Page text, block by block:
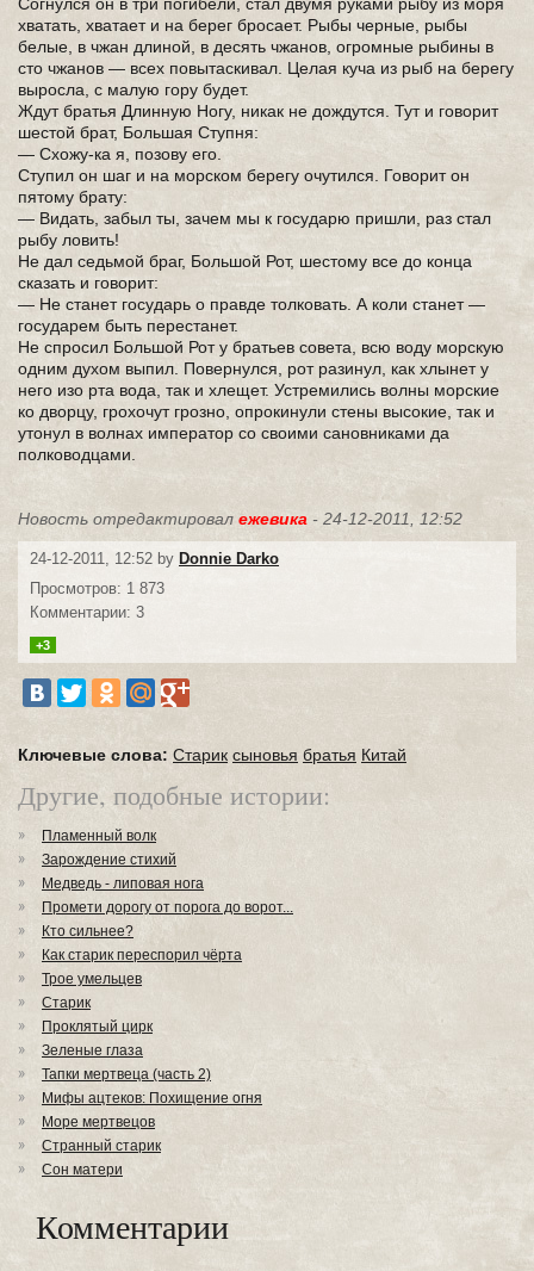
хватать, хватает и на берег бросает. Рыбы черные, рыбы
белые, в чжан длиной, в десять чжанов, огромные рыбины в
сто чжанов — всех повытаскивал. Целая куча из рыб на берегу
выросла, с малую гору будет.
Ждут братья Длинную Ногу, никак не дождутся. Тут и говорит
шестой брат, Большая Ступня:
— Схожу-ка я, позову его.
Ступил он шаг и на морском берегу очутился. Говорит он
пятому брату:
— Видать, забыл ты, зачем мы к государю пришли, раз стал
рыбу ловить!
Не дал седьмой браг, Большой Рот, шестому все до конца
сказать и говорит:
— Не станет государь о правде толковать. А коли станет —
государем быть перестанет.
Не спросил Большой Рот у братьев совета, всю воду морскую
одним духом выпил. Повернулся, рот разинул, как хлынет у
него изо рта вода, так и хлещет. Устремились волны морские
ко дворцу, грохочут грозно, опрокинули стены высокие, так и
утонул в волнах император со своими сановниками да
полководцами.
Новость отредактировал ежевика - 24-12-2011, 12:52
24-12-2011, 12:52 by Donnie Darko
Просмотров: 1 873
Комментарии: 3
+3
Ключевые слова: Старик сыновья братья Китай
Другие, подобные истории:
Пламенный волк
Зарождение стихий
Медведь - липовая нога
Промети дорогу от порога до ворот...
Кто сильнее?
Как старик переспорил чёрта
Трое умельцев
Старик
Проклятый цирк
Зеленые глаза
Тапки мертвеца (часть 2)
Мифы ацтеков: Похищение огня
Море мертвецов
Странный старик
Сон матери
Комментарии